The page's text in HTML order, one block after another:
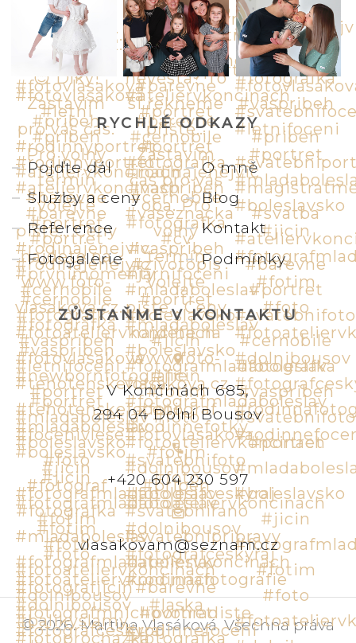
RYCHLÉ ODKAZY
Pojďte dál
Služby a ceny
Reference
Fotogalerie
O mně
Blog
Kontakt
Podmínky
ZŮSTAŇME V KONTAKTU
V Končinách 685,
294 04 Dolní Bousov
+420 604 230 597
vlasakovam@seznam.cz
©2026.Martina Vlasáková.Všechna práva